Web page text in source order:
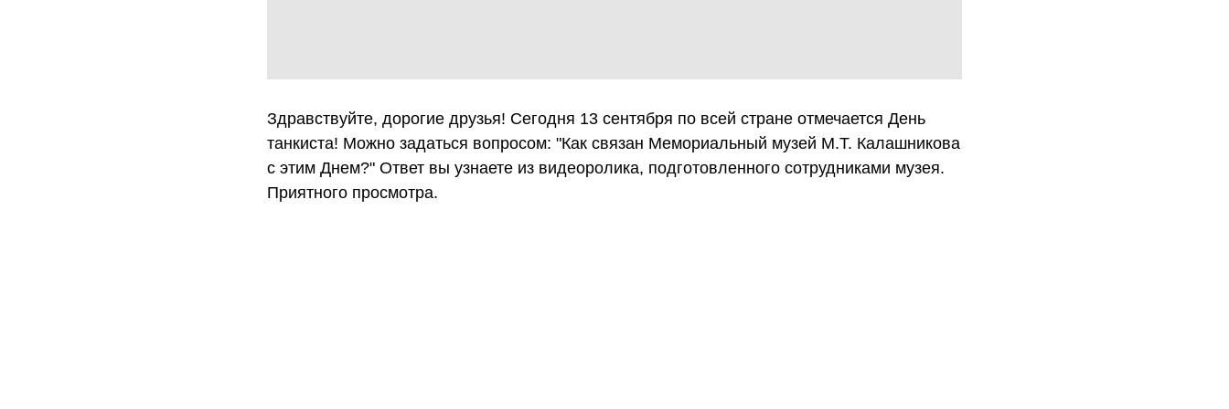
Здравствуйте, дорогие друзья! Сегодня 13 сентября по всей стране отмечается День
танкиста! Можно задаться вопросом: "Как связан Мемориальный музей М.Т. Калашникова
с этим Днем?" Ответ вы узнаете из видеоролика, подготовленного сотрудниками музея.
Приятного просмотра.